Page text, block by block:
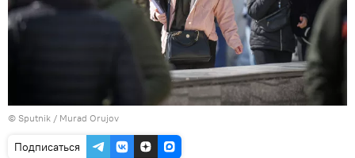
© Sputnik / Murad Orujov
Подписаться